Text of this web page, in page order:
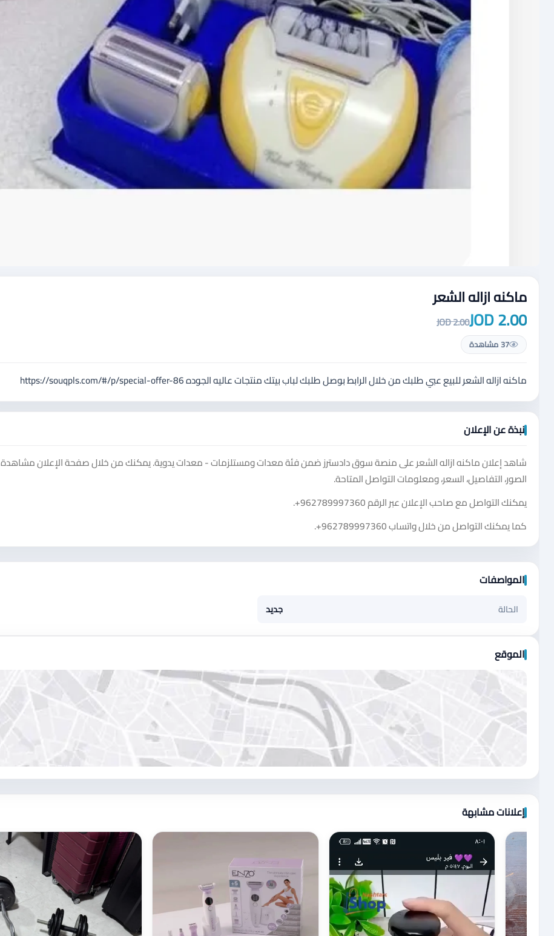
ماكنه ازاله الشعر
2.00 JOD
2.00 JOD
37 مشاهدة
ماكنه ازاله الشعر للبيع عبي طلبك من خلال الرابط بوصل طلبك لباب بيتك منتجات عاليه الجوده https://souqpls.com/#/p/special-offer-86
نبذة عن الإعلان
شاهد إعلان ماكنه ازاله الشعر على منصة سوق دادسترز ضمن فئة معدات ومستلزمات - معدات يدوية. يمكنك من خلال صفحة الإعلان مشاهدة
الصور، التفاصيل، السعر، ومعلومات التواصل المتاحة.
يمكنك التواصل مع صاحب الإعلان عبر الرقم+962789997360
.
كما يمكنك التواصل من خلال واتساب+962789997360
.
المواصفات
الحالة جديد
الموقع
اضغط لتحميل الموقع
إعلانات مشابهة